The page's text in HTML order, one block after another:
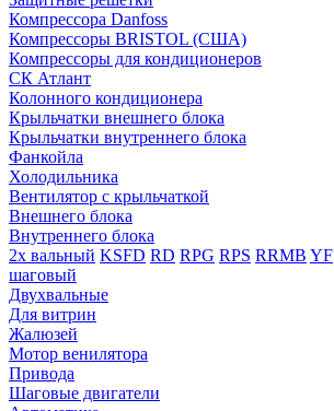
Компрессора Danfoss
Компрессоры BRISTOL (США)
Компрессоры для кондиционеров
СК Атлант
Колонного кондиционера
Крыльчатки внешнего блока
Крыльчатки внутреннего блока
Фанкойла
Холодильника
Вентилятор с крыльчаткой
Внешнего блока
Внутреннего блока
2х вальный KSFD RD RPG RPS RRMB YF
шаговый
Двухвальные
Для витрин
Жалюзей
Мотор венилятора
Привода
Шаговые двигатели